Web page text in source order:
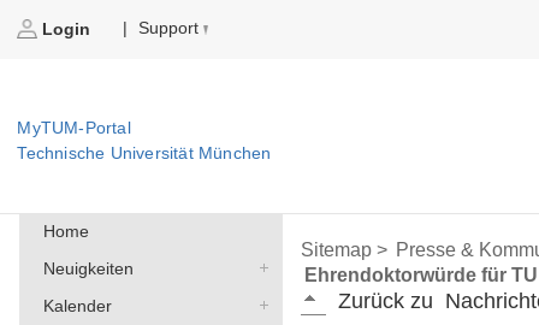
Login | Support
MyTUM-Portal
Technische Universität München
Home
Neuigkeiten
Kalender
Sitemap > Presse &
Ehrendoktorwürde für
Zurück zu